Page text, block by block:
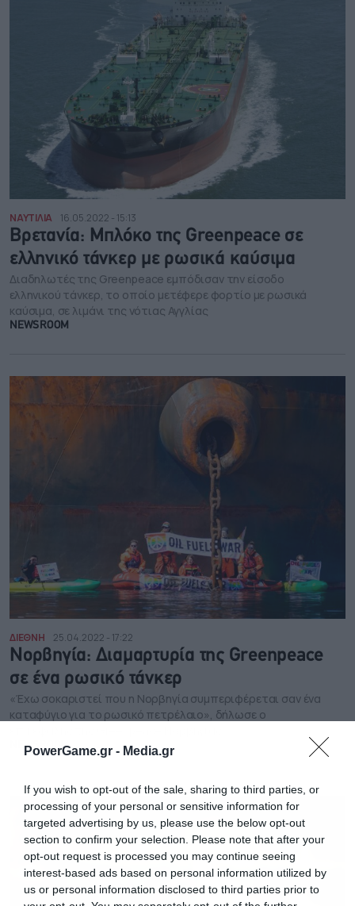
PowerGame.gr - Media.gr
If you wish to opt-out of the sale, sharing to third parties, or
processing of your personal or sensitive information for
targeted advertising by us, please use the below opt-out
section to confirm your selection. Please note that after your
opt-out request is processed you may continue seeing
interest-based ads based on personal information utilized by
us or personal information disclosed to third parties prior to
ΝΑΥΤΙΛΙΑ 16.05.2022 - 15:13
Βρετανία: Μπλόκο της Greenpeace σε
ελληνικό τάνκερ με ρωσικά καύσιμα
Διαδηλωτές της Greenpeace εμπόδισαν την είσοδο
ελληνικού τάνκερ, το οποίο μετέφερε φορτίο με ρωσικά
καύσιμα, σε λιμάνι της νότιας Αγγλίας
NEWSROOM
ΔΙΕΘΝΗ 25.04.2022 - 17:22
Νορβηγία: Διαμαρτυρία της Greenpeace
σε ένα ρωσικό τάνκερ
«Έχω σοκαριστεί που η Νορβηγία συμπεριφέρεται σαν ένα
καταφύγιο για το ρωσικό πετρέλαιο», δήλωσε ο
NEWSROOM